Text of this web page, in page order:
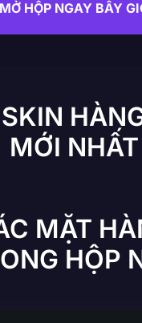
MỞ HỘP NGAY BÂY
MỚI NHẤT
MẶT
HỘP